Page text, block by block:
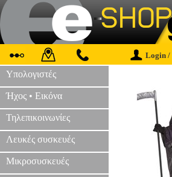
Login /
Υπολογιστές
Ήχος • Εικόνα
Τηλεπικοινωνίες
Λευκές συσκευές
Μικροσυσκευές